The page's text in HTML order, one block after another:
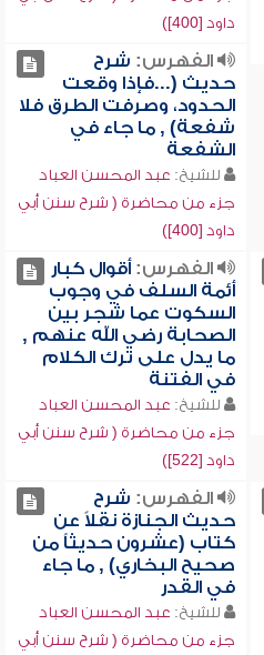
داود [400])
الفهرس: شرح
حديث (...فإذا وقعت
الحدود، وصرفت الطرق فلا
شفعة) , ما جاء في
الشفعة
للشيخ: عبد المحسن العباد
جزء من محاضرة ( شرح سنن أبي
داود [400])
الفهرس:أقوال كبار
أئمة السلف في وجوب
السكوت عما شجر بين
الصحابة رضي الله عنهم ,
ما يدل على ترك الكلام
في الفتنة
للشيخ: عبد المحسن العباد
جزء من محاضرة ( شرح سنن أبي
داود [522])
الفهرس: شرح
حديث الجنازة نقلاً عن
كتاب (عشرون حديثاً من
صحيح البخاري) , ما جاء
في القدر
للشيخ: عبد المحسن العباد
جزء من محاضرة ( شرح سنن أبي